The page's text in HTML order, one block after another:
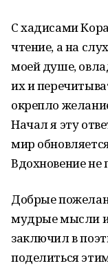
С хадисами
чтение, а на
моей душе,
их и
окрепло
Начал я эту
мир
Вдохновение не
Добрые
мудрые мысли
заключил в
поделиться